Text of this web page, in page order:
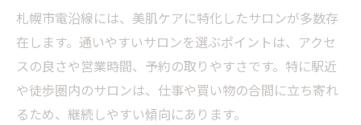
ケア
肌診断付きサロンで自分に合うケアを発見
リンパマッサージ×毛穴洗浄の新常識を紹
介
札幌市電沿線には、美肌ケアに特化したサロンが多数存
在します。通いやすいサロンを選ぶポイントは、アクセ
スの良さや営業時間、予約の取りやすさです。特に駅近
や徒歩圏内のサロンは、仕事や買い物の合間に立ち寄れ
るため、継続しやすい傾向にあります。